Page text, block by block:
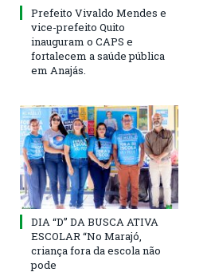
Prefeito Vivaldo Mendes e
vice-prefeito Quito
inauguram o CAPS e
fortalecem a saúde pública
em Anajás.
DIA “D” DA BUSCA ATIVA
ESCOLAR “No Marajó,
criança fora da escola não
pode